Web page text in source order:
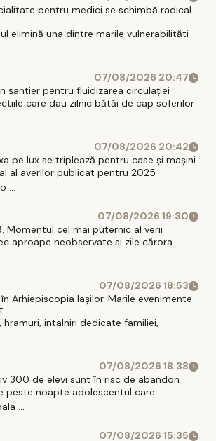
pentru medici se schimbă radical
elimină una dintre marile vulnerabilităti
07/08/2026 20:47
șantier pentru fluidizarea circulației
care dau zilnic bătăi de cap soferilor
07/08/2026 20:42
pe lux se triplează pentru case și mașini
al averilor publicat pentru 2025
...
07/08/2026 19:30
Momentul cel mai puternic al verii
aproape neobservate si zile cărora
07/08/2026 18:53
Arhiepiscopia Iașilor. Marile evenimente
hramuri, intalniri dedicate familiei,
07/08/2026 18:38
300 de elevi sunt în risc de abandon
peste noapte adolescentul care
...
07/08/2026 15:35